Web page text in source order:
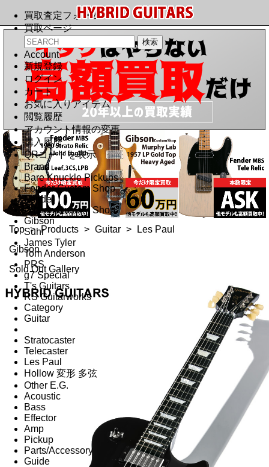
買取査定フォーム
買取ページ
Account
新規登録
ログイン
カート
お気に入りアイテム
閲覧履歴
アカウント情報の変更
購入履歴
QRコードを表示
Brand
Bare Knuckle Pickups
Fender Custom Shop
Fender
Gibson Custom Shop
Gibson
Suhr
James Tyler
Tom Anderson
PRS
g7 Special
T's Guitars
RS Guitarworks
Category
Guitar
Stratocaster
Telecaster
Les Paul
Hollow 変形 多弦
Other E.G.
Acoustic
Bass
Effector
Amp
Pickup
Parts/Accessory
Guide
Top > Products > Guitar >
Les Paul
Gibson
Sold Out Gallery